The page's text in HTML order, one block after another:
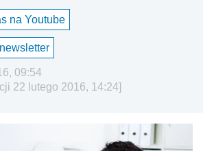
na Youtube
09:54
22 lutego 2016, 14:24]